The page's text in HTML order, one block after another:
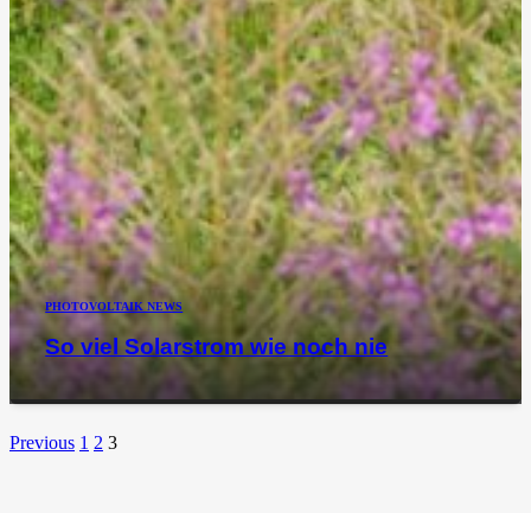
PHOTOVOLTAIK NEWS
So viel Solarstrom wie noch nie
Previous 1 2 3